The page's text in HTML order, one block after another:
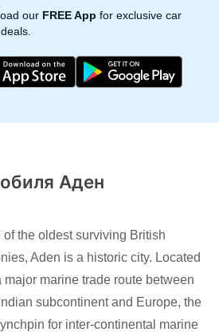
our FREE App for exclusive car
Аден
of the oldest surviving British
Aden is a historic city. Located
major marine trade route between
subcontinent and Europe, the
for inter-continental marine